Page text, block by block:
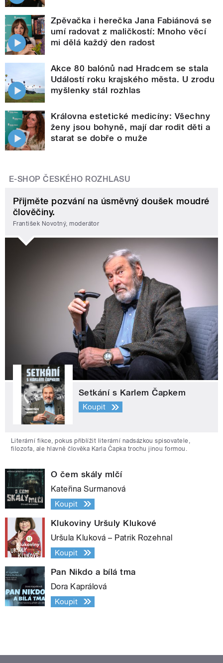
Zpěvačka i herečka Jana Fabiánová se
umí radovat z maličkostí: Mnoho věcí
mi dělá každý den radost
Akce 80 balónů nad Hradcem se stala
Událostí roku krajského města. U zrodu
myšlenky stál rozhlas
Královna estetické medicíny: Všechny
ženy jsou bohyně, mají dar rodit děti a
starat se dobře o muže
E-SHOP ČESKÉHO ROZHLASU
Přijměte pozvání na úsměvný doušek moudré
člověčiny.
František Novotný, moderátor
Setkání s Karlem Čapkem
Koupit
Literární fikce, pokus přiblížit literární nadsázkou spisovatele,
filozofa, ale hlavně člověka Karla Čapka trochu jinou formou.
O čem skály mlčí
Kateřina Surmanová
Koupit
Klukoviny Uršuly Klukové
Uršula Kluková – Patrik Rozehnal
Koupit
Pan Nikdo a bílá tma
Dora Kaprálová
Koupit